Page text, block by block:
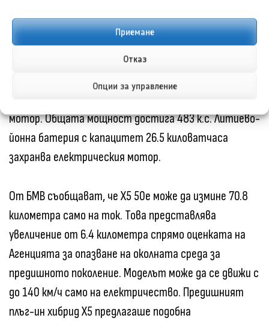
Приемане
Отказ
Опции за управление
плавна работа на старт/стоп функцията и по-
бърза реакция при потегляне от място.
Плъг-ин хибридът X5 50e xDrive комбинира 3.0-
мотор. Общата мощност достига 483 к.с. Литиево-
йонна батерия с капацитет 26.5 киловатчаса
захранва електрическия мотор.
От БМВ съобщават, че X5 50e може да измине 70.8
километра само на ток. Това представлява
увеличение от 6.4 километра спрямо оценката на
Агенцията за опазване на околната среда за
предишното поколение. Моделът може да се движи с
до 140 км/ч само на електричество. Предишният
плъг-ин хибрид X5 предлагаше подобна